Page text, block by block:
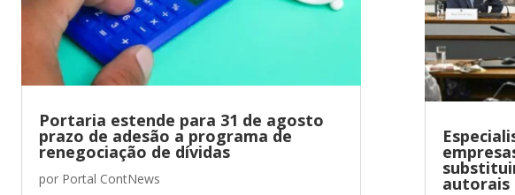
Portaria estende para 31 de agosto
prazo de adesão a programa de
renegociação de dívidas
por Portal ContNews autorais